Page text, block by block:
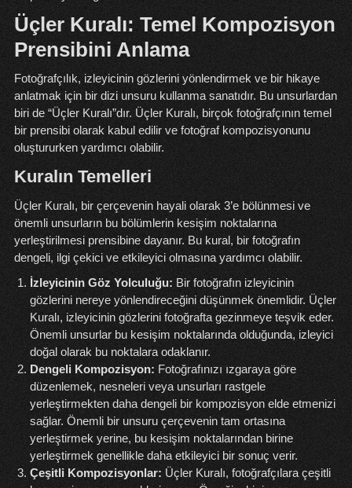
Üçler Kuralı: Temel Kompozisyon
Prensibini Anlama
Fotoğrafçılık, izleyicinin gözlerini yönlendirmek ve bir hikaye
anlatmak için bir dizi unsuru kullanma sanatıdır. Bu unsurlardan
biri de “Üçler Kuralı”dır. Üçler Kuralı, birçok fotoğrafçının temel
bir prensibi olarak kabul edilir ve fotoğraf kompozisyonunu
oluştururken yardımcı olabilir.
Kuralın Temelleri
Üçler Kuralı, bir çerçevenin hayali olarak 3’e bölünmesi ve
önemli unsurların bu bölümlerin kesişim noktalarına
yerleştirilmesi prensibine dayanır. Bu kural, bir fotoğrafın
dengeli, ilgi çekici ve etkileyici olmasına yardımcı olabilir.
İzleyicinin Göz Yolculuğu: Bir fotoğrafın izleyicinin
gözlerini nereye yönlendireceğini düşünmek önemlidir. Üçler
Kuralı, izleyicinin gözlerini fotoğrafta gezinmeye teşvik eder.
Önemli unsurlar bu kesişim noktalarında olduğunda, izleyici
doğal olarak bu noktalara odaklanır.
Dengeli Kompozisyon:Fotoğrafınızı ızgaraya göre
düzenlemek, nesneleri veya unsurları rastgele
yerleştirmekten daha dengeli bir kompozisyon elde etmenizi
sağlar. Önemli bir unsuru çerçevenin tam ortasına
yerleştirmek yerine, bu kesişim noktalarından birine
yerleştirmek genellikle daha etkileyici bir sonuç verir.
Çeşitli Kompozisyonlar: Üçler Kuralı, fotoğrafçılara çeşitli